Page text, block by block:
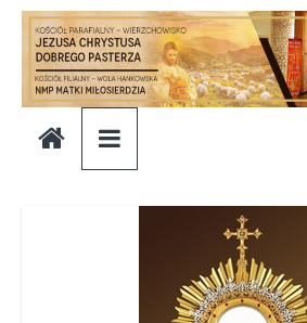
Skip
content
Parafia
Jezusa
Chrystusa